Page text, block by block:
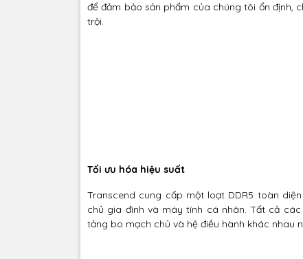
để đảm bảo sản phẩm của chúng tôi ổn định,
trội.
Tối ưu hóa hiệu suất
Transcend cung cấp một loạt DDR5 toàn
chủ gia đình và máy tính cá nhân. Tất cả
tảng bo mạch chủ và hệ điều hành khác nhau